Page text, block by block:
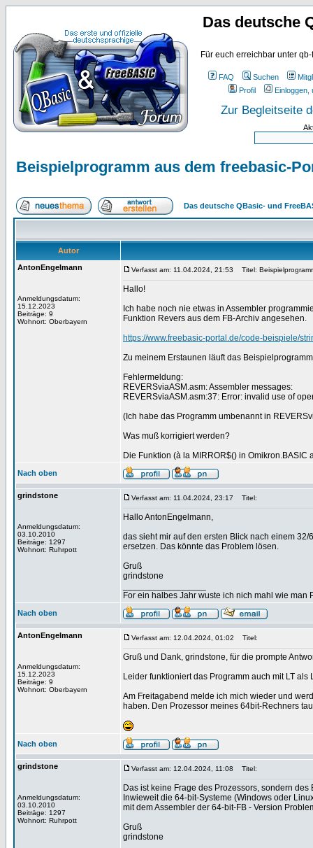
Das deutsche
Für euch erreichbar unter
FAQ Suchen
Profil
Einloggen,
Zur Begleitseite
Beispielprogramm aus dem freebasic-
Das deutsche QBasic- und
Autor
AntonEngelmann
Anmeldungsdatum:
15.12.2023
Beiträge: 9
Wohnort: Oberbayern
Verfasst am: 11.04.2024, 21:53 Titel:
Hallo!
Ich habe noch nie etwas in Assembler
Funktion Revers aus dem FB-Archiv angesehen.
https://www.freebasic-portal.de/code-beispiele/
Zu meinem Erstaunen läuft das
Fehlermeldung:
REVERSviaASM.asm: Assembler messages:
REVERSviaASM.asm:37: Error: invalid use of
(Ich habe das Programm umbenannt in
Was muß korrigiert werden?
Die Funktion (à la MIRROR$() in
Nach oben
grindstone
Anmeldungsdatum:
03.10.2010
Beiträge: 1297
Wohnort: Ruhrpott
Verfasst am: 11.04.2024, 23:17 Titel:
Hallo AntonEngelmann,
das sieht mir auf den ersten Blick nach einem
ersetzen. Das könnte das Problem lösen.
Gruß
grindstone
For ein halbes Jahr wuste ich nich mahl wie man
Nach oben
AntonEngelmann
Anmeldungsdatum:
15.12.2023
Beiträge: 9
Wohnort: Oberbayern
Verfasst am: 12.04.2024, 01:02 Titel:
Gruß und Dank, grindstone, für die prompte
Leider funktioniert das Programm auch mit LT
Am Freitagabend melde ich mich wieder und
haben. Den Prozessor meines 64bit-Rechners
Nach oben
grindstone
Anmeldungsdatum:
03.10.2010
Beiträge: 1297
Wohnort: Ruhrpott
Verfasst am: 12.04.2024, 11:08 Titel:
Das ist keine Frage des Prozessors, sondern
Inwieweit die 64-bit-Systeme (Windows oder
mit dem Assembler der 64-bit-FB - Version
Gruß
grindstone